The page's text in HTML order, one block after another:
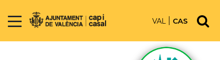
VAL CAS